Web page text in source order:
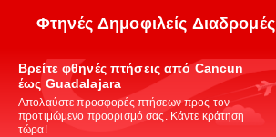
Φτηνές Δημοφιλείς Διαδρομές
Βρείτε φθηνές πτήσεις από Cancun
έως Guadalajara
Απολαύστε προσφορές πτήσεων προς τον
προτιμώμενο προορισμό σας. Κάντε κράτηση
τώρα!